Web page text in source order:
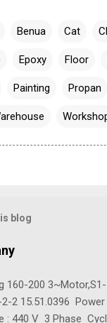
Benua Cat
Epoxy Floor
Painting Propan
blog
160-200
2 15.51.0396 Power
: 440 V 3 Phase